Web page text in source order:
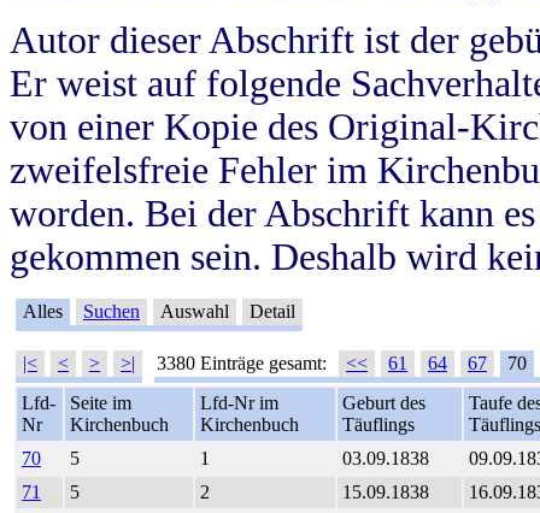
Autor dieser Abschrift ist der
Er weist auf folgende
von einer Kopie des Original-
zweifelsfreie Fehler im
worden. Bei der Abschrift kann
gekommen sein. Deshalb wird
Alles Suchen Auswahl Detail
|< < > >| 3380 Einträge gesamt: << 61 64 67
70
Lfd-
Nr
Seite im
Kirchenbuch
Lfd-Nr im
Kirchenbuch
Geburt des
Täuflings
Taufe
Täuflings
70
5 1 03.09.1838
71
5 2 15.09.1838